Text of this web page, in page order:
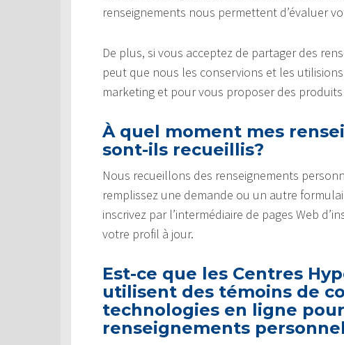
renseignements nous permettent d’évaluer
De plus, si vous acceptez de partager des
peut que nous les conservions et les
marketing et pour vous proposer des produits
À quel moment mes
sont-ils recueillis?
Nous recueillons des renseignements
remplissez une demande ou un autre
inscrivez par l’intermédiaire de pages Web
votre profil à jour.
Est-ce que les Centres
utilisent des témoins de
technologies en ligne
renseignements